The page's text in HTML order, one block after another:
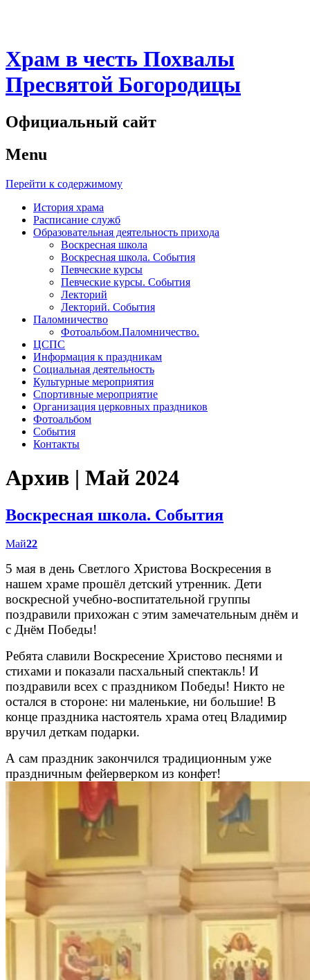
Храм в честь Похвалы
Пресвятой Богородицы
Официальный сайт
Menu
Перейти к содержимому
История храма
Расписание служб
Образовательная деятельность прихода
Воскресная школа
Воскресная школа. События
Певческие курсы
Певческие курсы. События
Лекторий
Лекторий. События
Паломничество
Фотоальбом.Паломничество.
ЦСПС
Информация к праздникам
Социальная деятельность
Культурные мероприятия
Спортивные мероприятие
Организация церковных праздников
Фотоальбом
События
Контакты
Архив | Май 2024
Воскресная школа. События
Май22
5 мая в день Светлого Христова Воскресения в
нашем храме прошёл детский утренник. Дети
воскресной учебно-воспитательной группы
поздравили прихожан с этим замечательным днём и
с Днём Победы!
Ребята славили Воскресение Христово песнями и
стихами и показали пасхальный спектакль! И
поздравили всех с праздником Победы! Никто не
остался в стороне: ни маленькие, ни большие! В
конце праздника настоятель храма отец Владимир
вручил деткам подарки.
А сам праздник закончился традиционным уже
праздничным фейерверком из конфет!